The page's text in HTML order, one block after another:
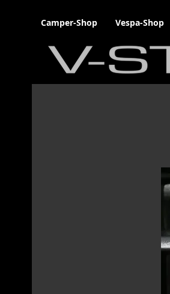
Camper-Shop Vespa-Shop